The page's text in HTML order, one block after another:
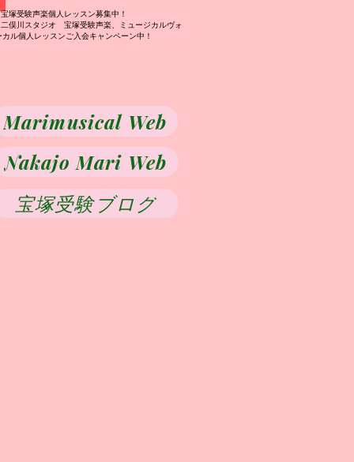
塚受験声楽個人レッスン募集中！
俣川スタジオ 宝塚受験声楽、ミュージカルヴォ
カル個人レッスンご入会キャンペーン中！​
Marimusical Web
Nakajo Mari Web
宝塚受験ブログ